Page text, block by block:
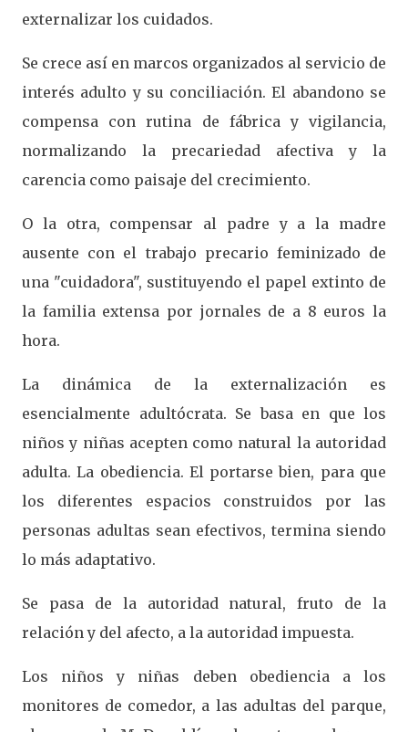
externalizar los cuidados.
Se crece así en marcos organizados al servicio de
interés adulto y su conciliación. El abandono se
compensa con rutina de fábrica y vigilancia,
normalizando la precariedad afectiva y la
carencia como paisaje del crecimiento.
O la otra, compensar al padre y a la madre
ausente con el trabajo precario feminizado de
una "cuidadora", sustituyendo el papel extinto de
la familia extensa por jornales de a 8 euros la
hora.
La dinámica de la externalización es
esencialmente adultócrata. Se basa en que los
niños y niñas acepten como natural la autoridad
adulta. La obediencia. El portarse bien, para que
los diferentes espacios construidos por las
personas adultas sean efectivos, termina siendo
lo más adaptativo.
Se pasa de la autoridad natural, fruto de la
relación y del afecto, a la autoridad impuesta.
Los niños y niñas deben obediencia a los
monitores de comedor, a las adultas del parque,